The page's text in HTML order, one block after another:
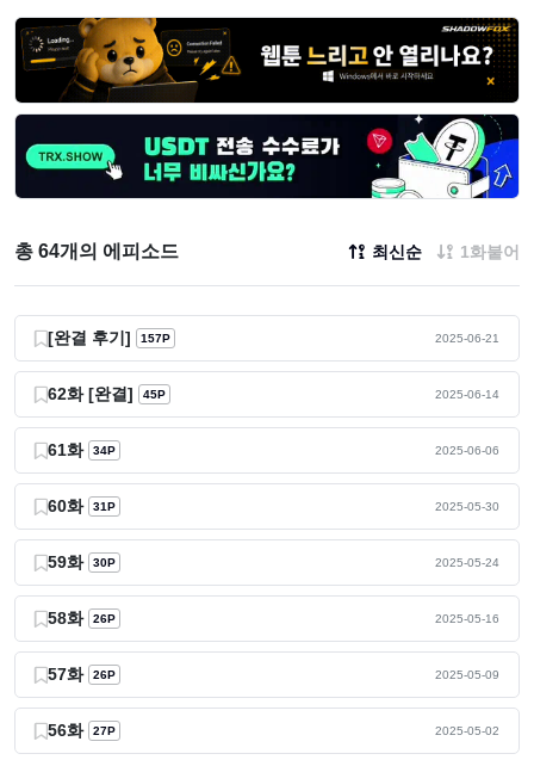
총 64개의 에피소드 최신순 1화붙어
[완결 후기] 157P 2025-06-21
62화 [완결] 45P 2025-06-14
61화 34P 2025-06-06
60화 31P 2025-05-30
59화 30P 2025-05-24
58화 26P 2025-05-16
57화 26P 2025-05-09
56화 27P 2025-05-02